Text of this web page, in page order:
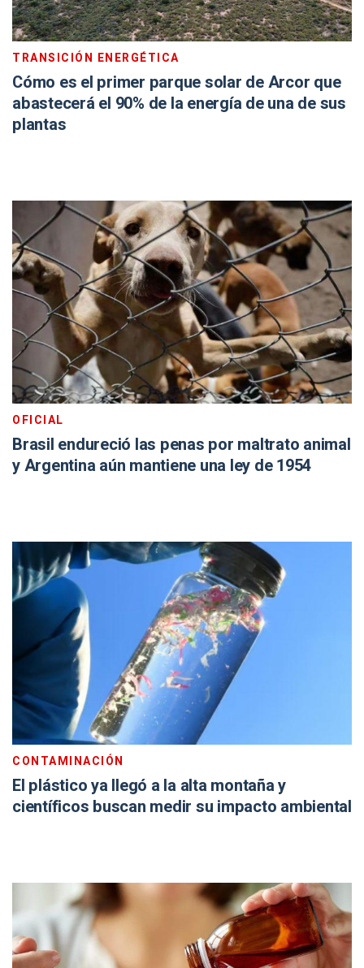
TRANSICIÓN ENERGÉTICA
Cómo es el primer parque solar de Arcor que
abastecerá el 90% de la energía de una de sus
plantas
OFICIAL
Brasil endureció las penas por maltrato animal
y Argentina aún mantiene una ley de 1954
CONTAMINACIÓN
El plástico ya llegó a la alta montaña y
científicos buscan medir su impacto ambiental